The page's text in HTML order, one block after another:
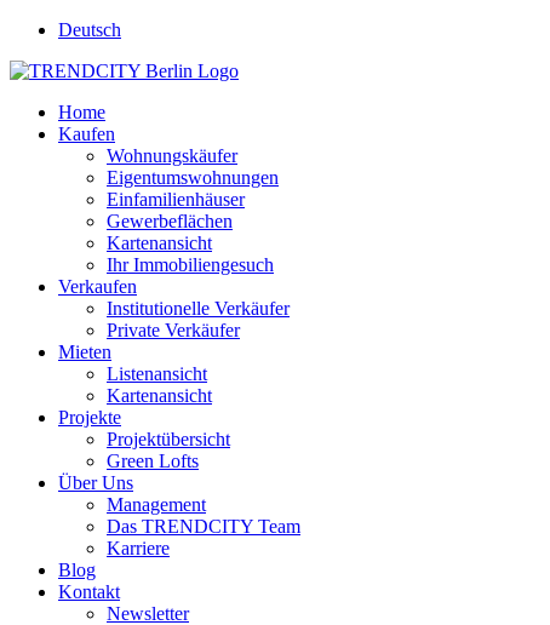
Deutsch
Home
Kaufen
Wohnungskäufer
Eigentumswohnungen
Einfamilienhäuser
Gewerbeflächen
Kartenansicht
Ihr Immobiliengesuch
Verkaufen
Institutionelle Verkäufer
Private Verkäufer
Mieten
Listenansicht
Kartenansicht
Projekte
Projektübersicht
Green Lofts
Über Uns
Management
Das TRENDCITY Team
Karriere
Blog
Kontakt
Newsletter